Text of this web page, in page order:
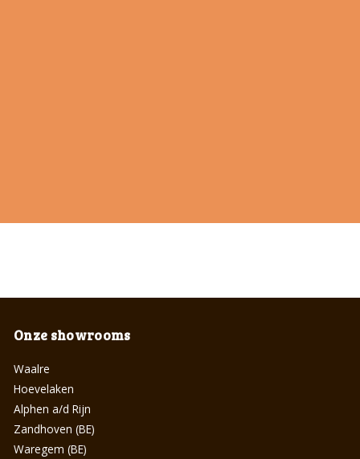
Onze showrooms
Waalre
Hoevelaken
Alphen a/d Rijn
Zandhoven (BE)
Waregem (BE)